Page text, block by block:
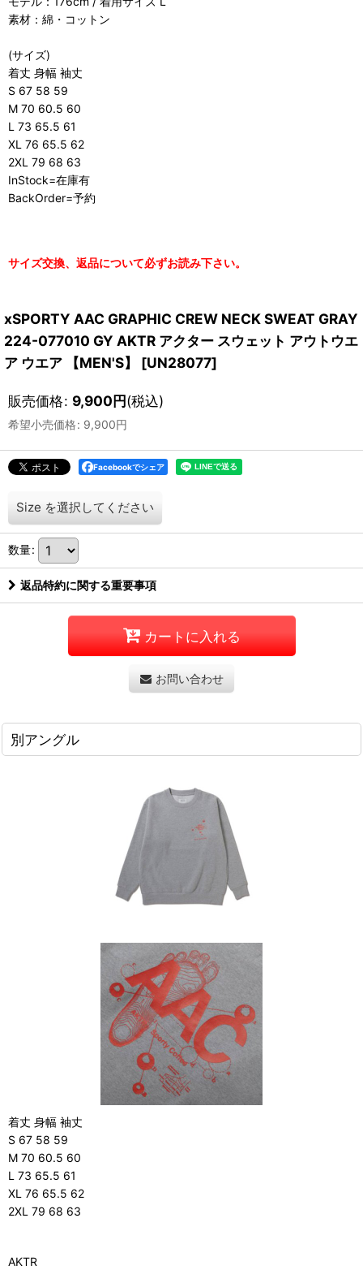
素材：綿・コットン
(サイズ)
着丈 身幅 袖丈
S 67 58 59
M 70 60.5 60
L 73 65.5 61
XL 76 65.5 62
2XL 79 68 63
InStock=在庫有
BackOrder=予約
サイズ交換、返品について必ずお読み下さい。
xSPORTY AAC GRAPHIC CREW NECK SWEAT GRAY
224-077010 GY AKTR アクター スウェット アウトウエ
ア ウエア 【MEN'S】
[UN28077]
販売価格: 9,900円(税込)
希望小売価格: 9,900円
Facebookでシェア
Size を選択してください
数量:
返品特約に関する重要事項
カートに入れる
お問い合わせ
別アングル
着丈 身幅 袖丈
S 67 58 59
M 70 60.5 60
L 73 65.5 61
XL 76 65.5 62
2XL 79 68 63
AKTR